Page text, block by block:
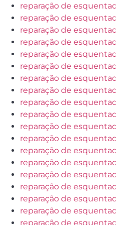
reparação de
reparação de
reparação de
reparação de
reparação de
reparação de
reparação de
reparação de
reparação de
reparação de
reparação de
reparação de
reparação de
reparação de
reparação de
reparação de
reparação de
reparação de
reparação de